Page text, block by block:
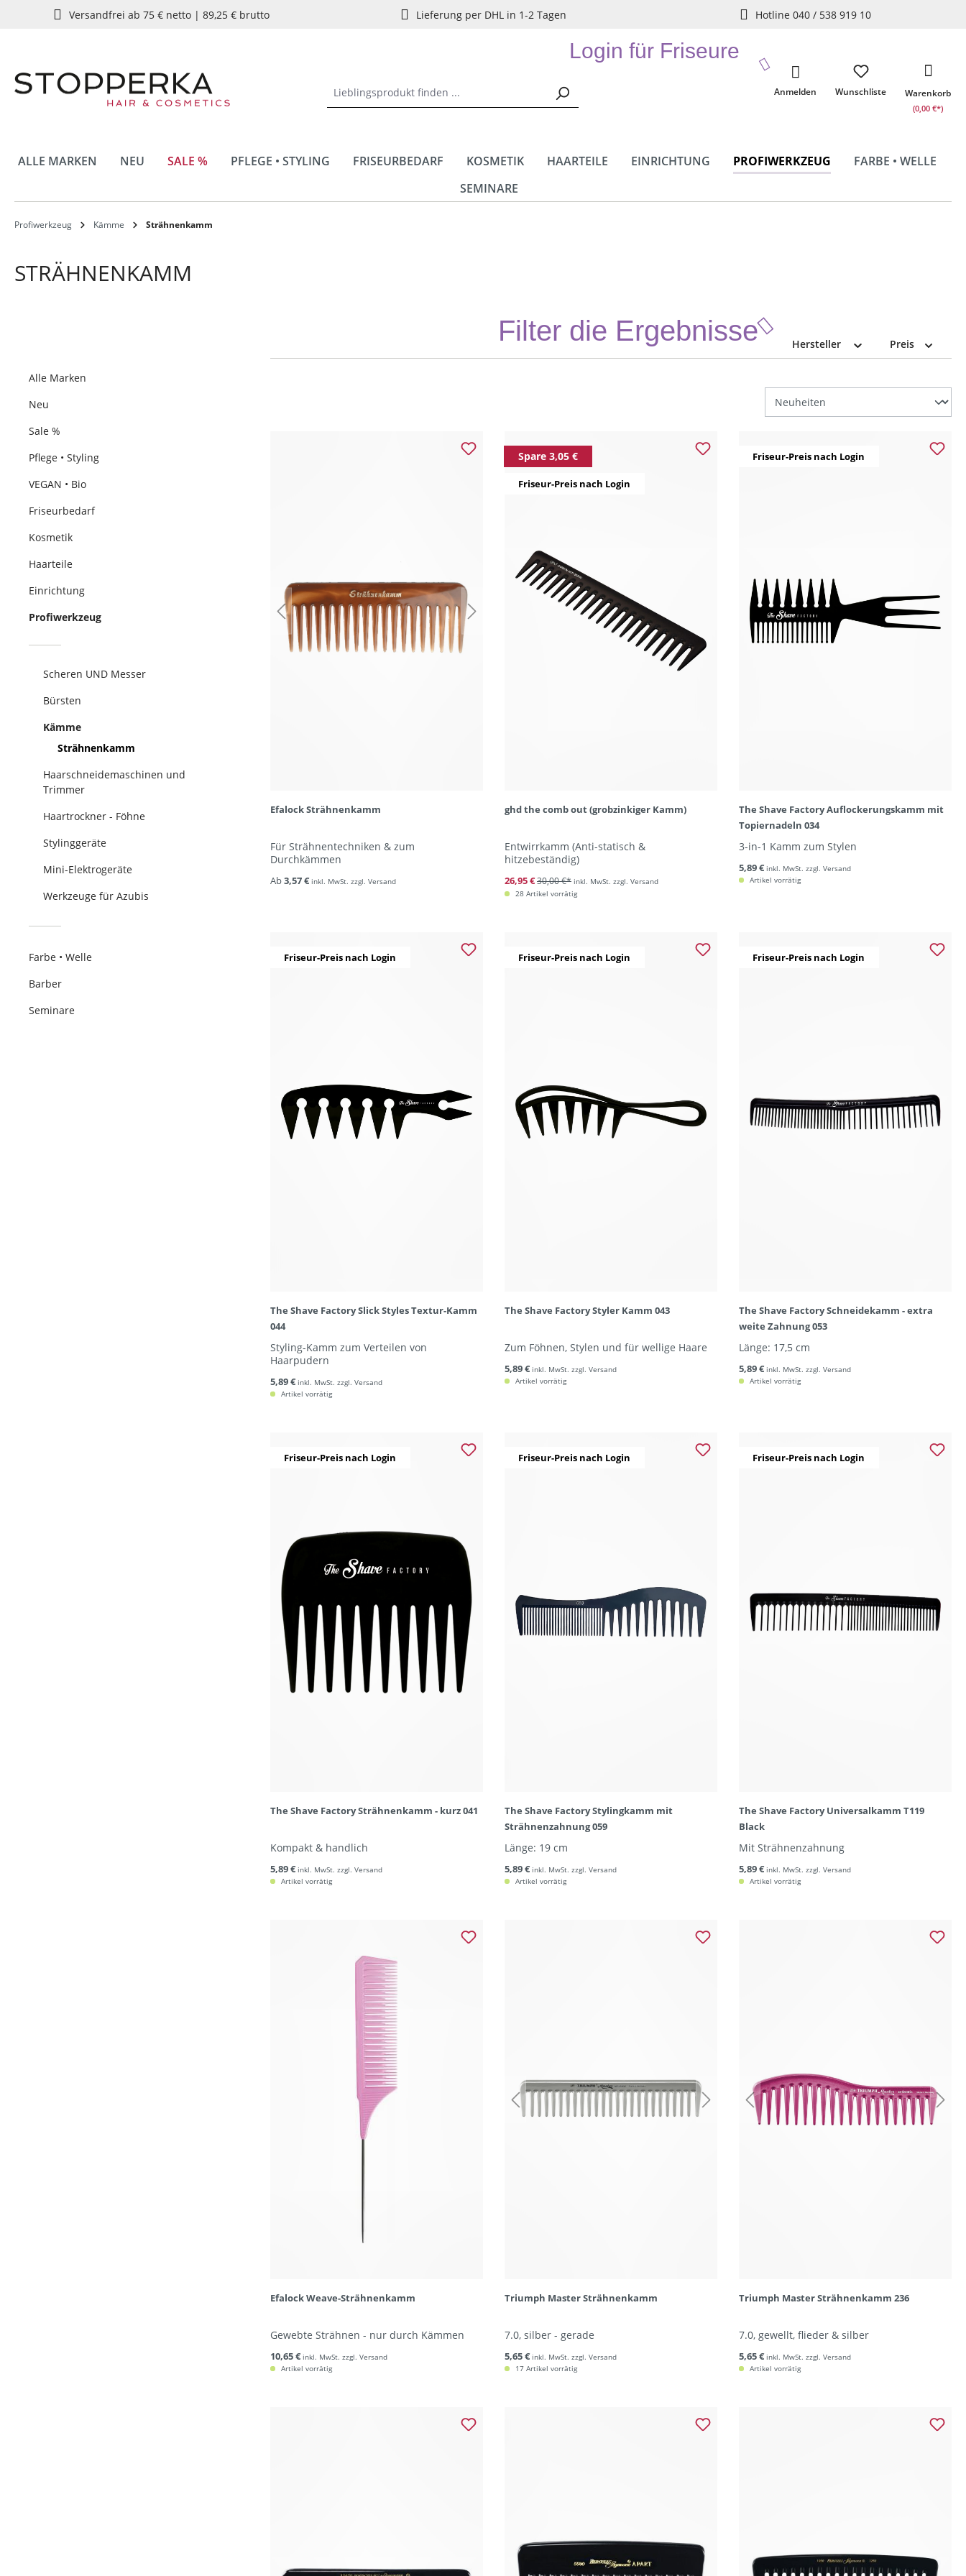
Zur Hauptnavigation springen
Versandfrei ab 75 € netto | 89,25 € brutto Lieferung per DHL in 1-2 Tagen Hotline 040 / 538 919 10
Login für Friseure
Wunschliste
Anmelden Warenkorb
(0,00 €*)
ALLE MARKEN NEU SALE % PFLEGE • STYLING FRISEURBEDARF KOSMETIK HAARTEILE EINRICHTUNG PROFIWERKZEUG
FARBE • WELLE
SEMINARE
Profiwerkzeug Kämme Strähnenkamm
STRÄHNENKAMM
Alle Marken
Neu
Sale %
Pflege • Styling
VEGAN • Bio
Friseurbedarf
Kosmetik
Haarteile
Einrichtung
Profiwerkzeug
Scheren UND Messer
Bürsten
Kämme
Strähnenkamm
Haarschneidemaschinen und
Trimmer
Haartrockner - Föhne
Stylinggeräte
Mini-Elektrogeräte
Werkzeuge für Azubis
Farbe • Welle
Barber
Seminare
Filter die Ergebnisse Hersteller Preis
Efalock Strähnenkamm
Für Strähnentechniken & zum
Durchkämmen
Ab3,57 € inkl. MwSt. zzgl. Versand
Spare 3,05 €
Friseur-Preis nach Login
ghd the comb out (grobzinkiger Kamm)
Entwirrkamm (Anti-statisch &
hitzebeständig)
26,95 €30,00 €* inkl. MwSt. zzgl. Versand
28 Artikel vorrätig
Friseur-Preis nach Login
The Shave Factory Auflockerungskamm mit
Topiernadeln 034
3-in-1 Kamm zum Stylen
5,89 € inkl. MwSt. zzgl. Versand
Artikel vorrätig
Friseur-Preis nach Login
The Shave Factory Slick Styles Textur-Kamm
044
Styling-Kamm zum Verteilen von
Haarpudern
5,89 € inkl. MwSt. zzgl. Versand
Artikel vorrätig
Friseur-Preis nach Login
The Shave Factory Styler Kamm 043
Zum Föhnen, Stylen und für wellige Haare
5,89 € inkl. MwSt. zzgl. Versand
Artikel vorrätig
Friseur-Preis nach Login
The Shave Factory Schneidekamm - extra
weite Zahnung 053
Länge: 17,5 cm
5,89 € inkl. MwSt. zzgl. Versand
Artikel vorrätig
Friseur-Preis nach Login
The Shave Factory Strähnenkamm - kurz 041
Kompakt & handlich
5,89 € inkl. MwSt. zzgl. Versand
Artikel vorrätig
Friseur-Preis nach Login
The Shave Factory Stylingkamm mit
Strähnenzahnung 059
Länge: 19 cm
5,89 € inkl. MwSt. zzgl. Versand
Artikel vorrätig
Friseur-Preis nach Login
The Shave Factory Universalkamm T119
Black
Mit Strähnenzahnung
5,89 € inkl. MwSt. zzgl. Versand
Artikel vorrätig
Efalock Weave-Strähnenkamm
Gewebte Strähnen - nur durch Kämmen
10,65 € inkl. MwSt. zzgl. Versand
Artikel vorrätig
Triumph Master Strähnenkamm
7.0, silber - gerade
5,65 € inkl. MwSt. zzgl. Versand
17 Artikel vorrätig
Triumph Master Strähnenkamm 236
7.0, gewellt, flieder & silber
5,65 € inkl. MwSt. zzgl. Versand
Artikel vorrätig